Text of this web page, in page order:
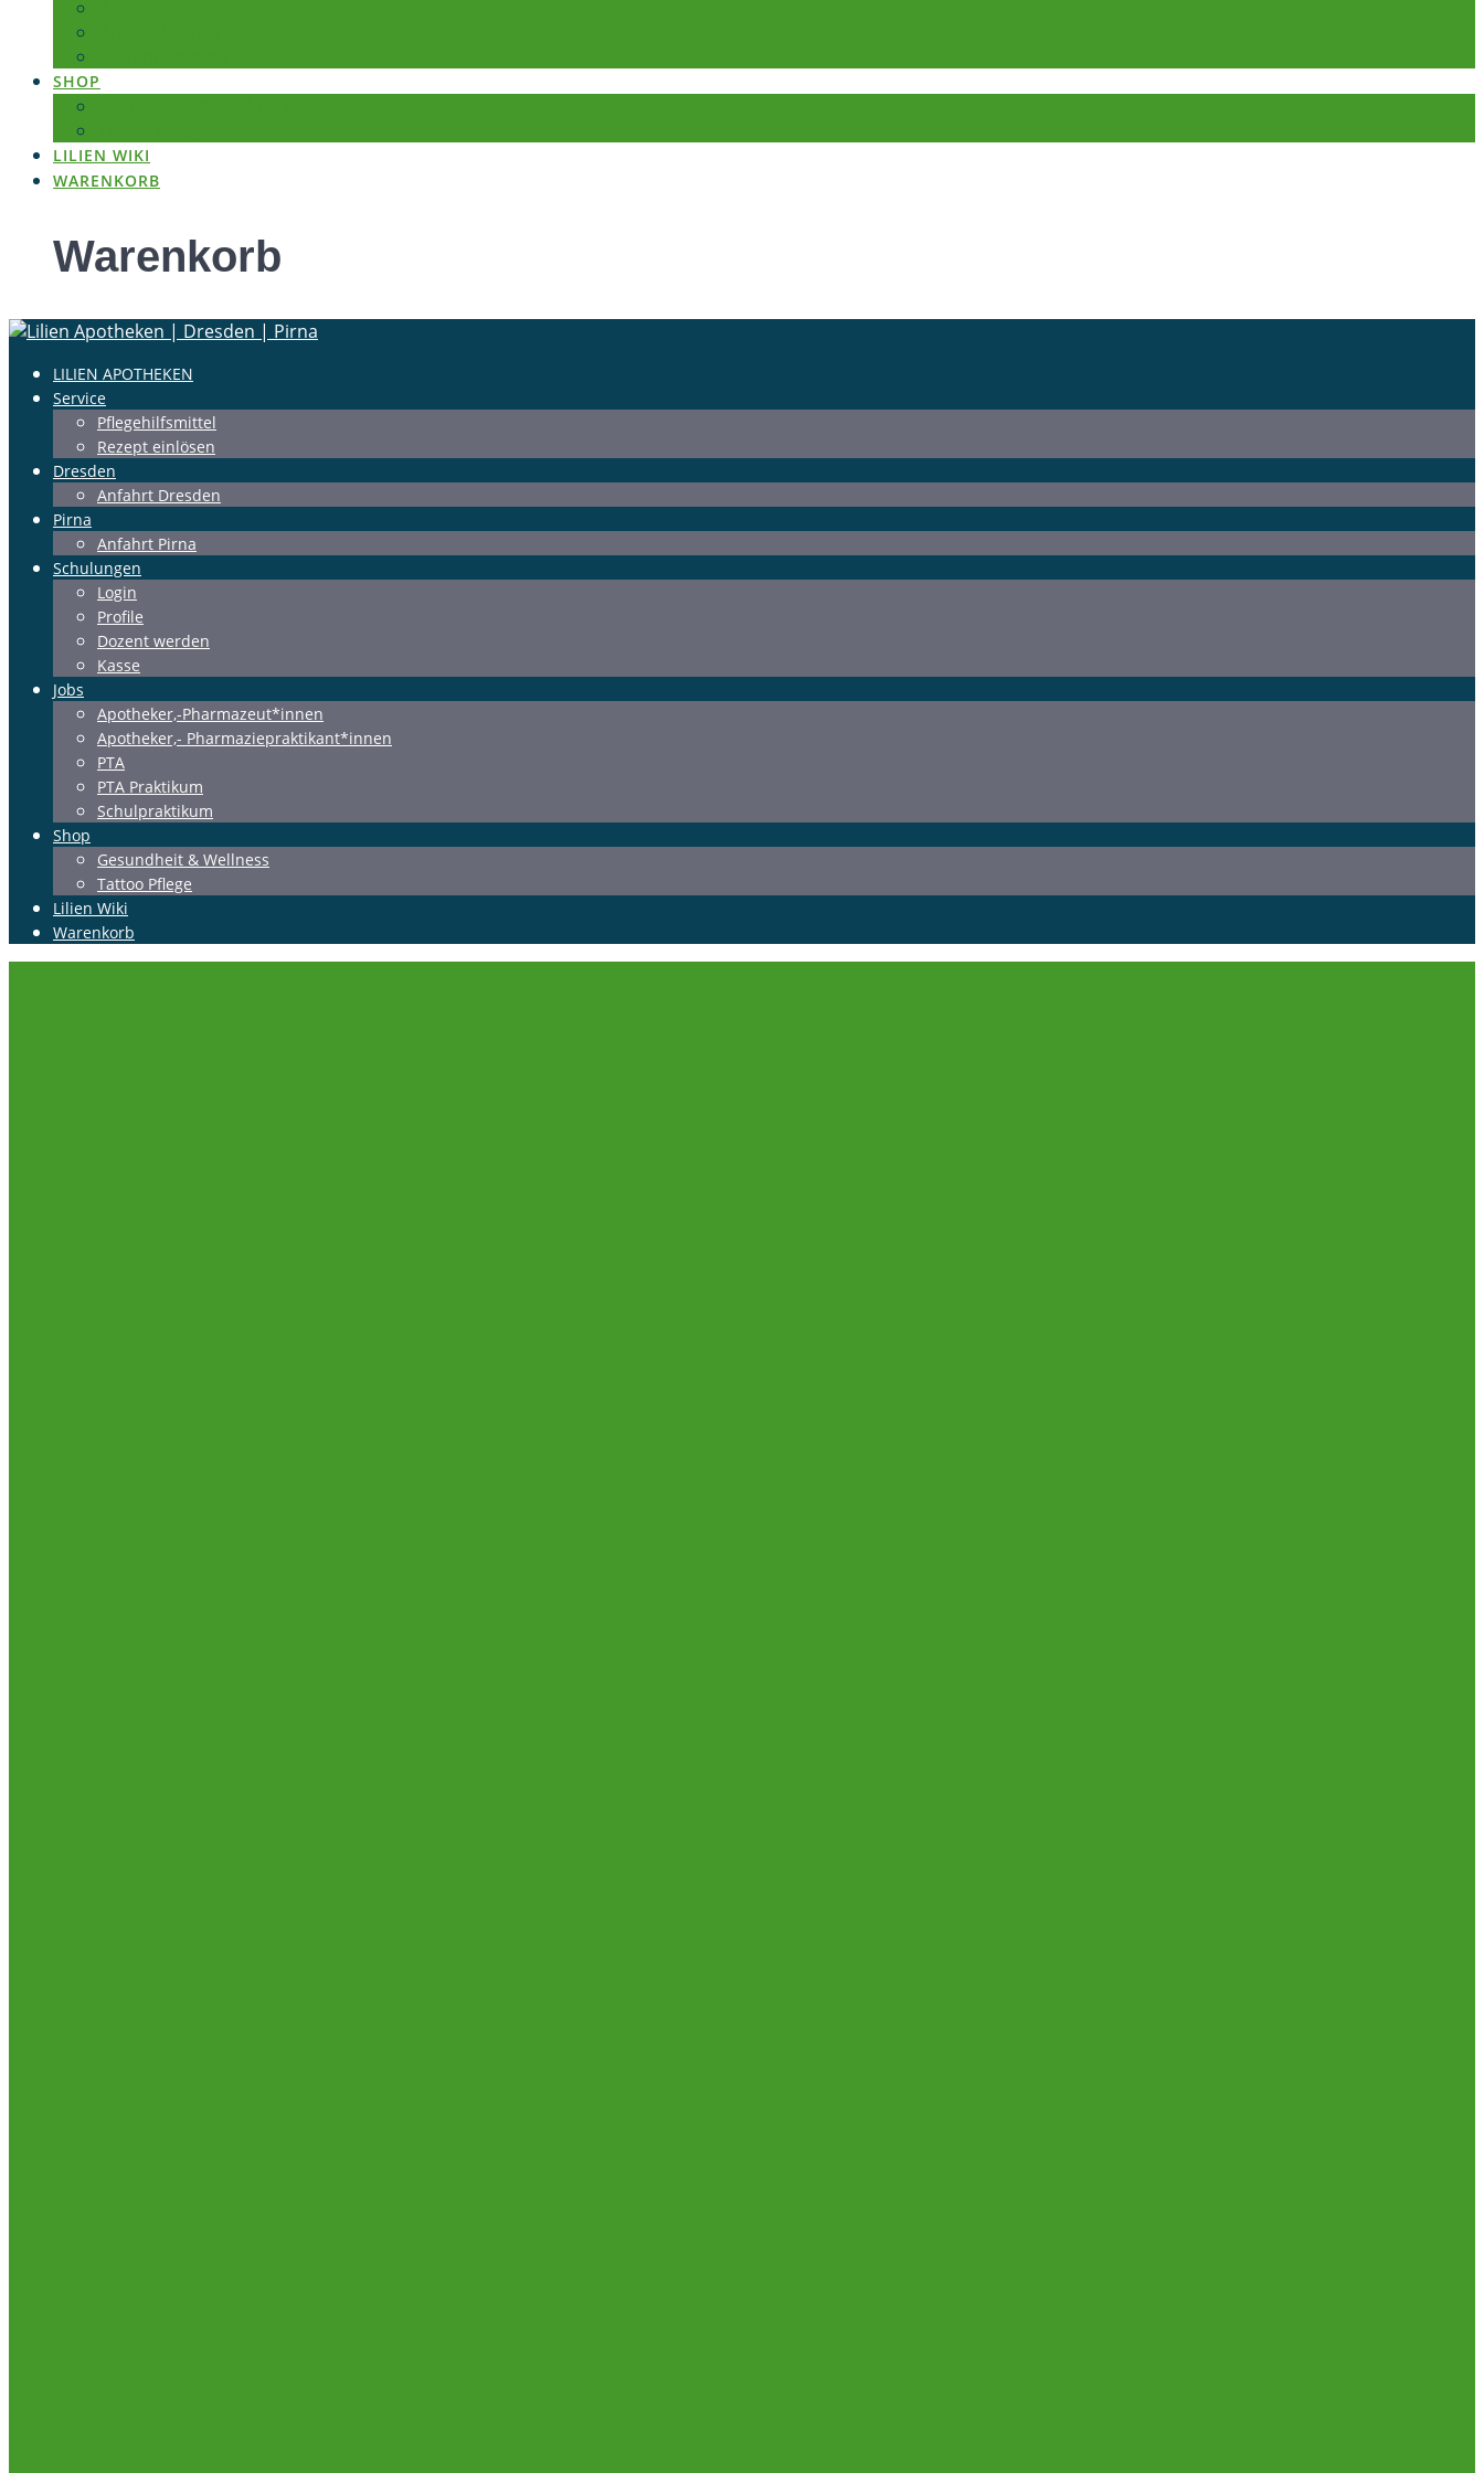
SHOP
LILIEN WIKI
WARENKORB
Warenkorb
LILIEN APOTHEKEN
Service
Pflegehilfsmittel
Rezept einlösen
Dresden
Anfahrt Dresden
Pirna
Anfahrt Pirna
Schulungen
Login
Profile
Dozent werden
Kasse
Jobs
Apotheker,-Pharmazeut*innen
Apotheker,- Pharmaziepraktikant*innen
PTA
PTA Praktikum
Schulpraktikum
Shop
Gesundheit & Wellness
Tattoo Pflege
Lilien Wiki
Warenkorb